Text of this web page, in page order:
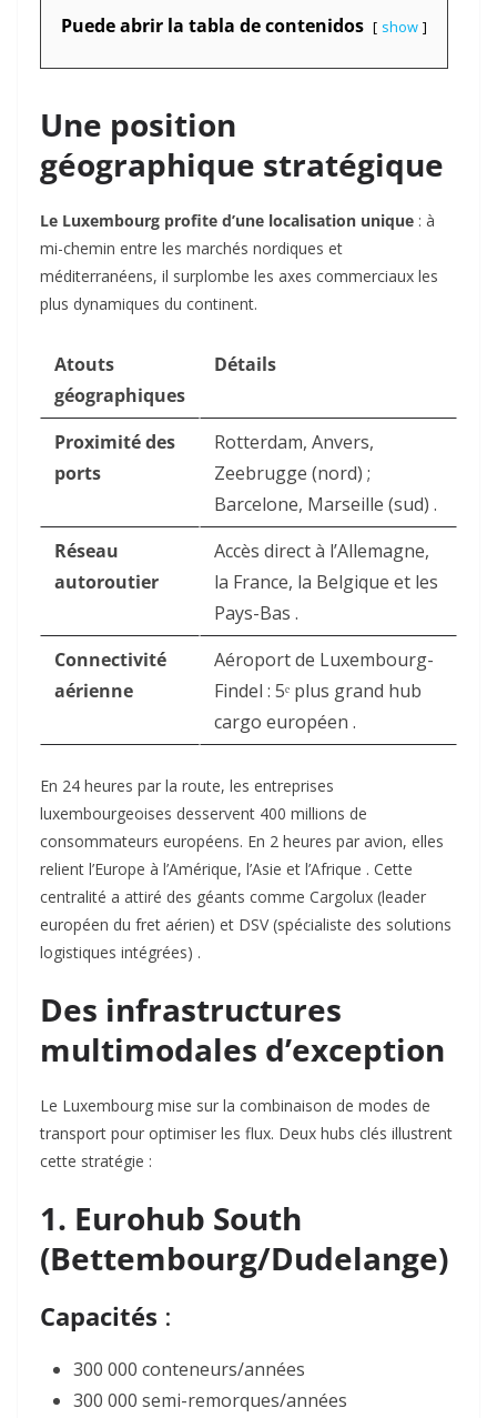
Puede abrir la tabla de contenidos show
Une position
géographique stratégique
Le Luxembourg profite d’une localisation unique : à
mi-chemin entre les marchés nordiques et
méditerranéens, il surplombe les axes commerciaux les
plus dynamiques du continent.
Atouts
géographiques
Détails
Proximité des
ports
Rotterdam, Anvers,
Zeebrugge (nord) ;
Barcelone, Marseille (sud) .
Réseau
autoroutier
Accès direct à l’Allemagne,
la France, la Belgique et les
Pays-Bas .
Connectivité
aérienne
Aéroport de Luxembourg-
Findel : 5ᵉ plus grand hub
cargo européen .
En 24 heures par la route, les entreprises
luxembourgeoises desservent 400 millions de
consommateurs européens. En 2 heures par avion, elles
relient l’Europe à l’Amérique, l’Asie et l’Afrique . Cette
centralité a attiré des géants comme Cargolux (leader
européen du fret aérien) et DSV(spécialiste des solutions
logistiques intégrées) .
Des infrastructures
multimodales d’exception
Le Luxembourg mise sur la combinaison de modes de
transport pour optimiser les flux. Deux hubs clés illustrent
cette stratégie :
1. Eurohub South
(Bettembourg/Dudelange)
Capacités :
300 000 conteneurs/années
300 000 semi-remorques/années